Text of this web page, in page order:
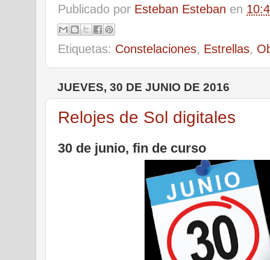
Publicado por Esteban Esteban en
Etiquetas: Constelaciones, Estrellas,
JUEVES, 30 DE JUNIO DE 2016
Relojes de Sol digitales
30 de junio, fin de curso